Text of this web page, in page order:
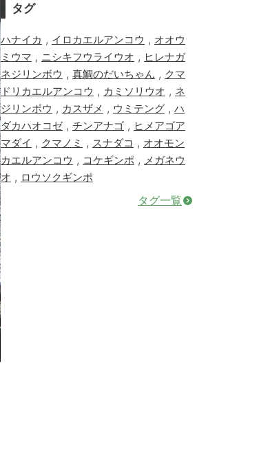
タグ
ハナイカ , イロカエルアンコウ , オオウ
ミウマ , ニシキフウライウオ , ヒレナガ
ネジリンボウ , 真鯛のだいちゃん , クマ
ドリカエルアンコウ , カミソリウオ , ネ
ジリンボウ , カスザメ , ウミテング , ハ
ダカハオコゼ, チンアナゴ , ヒメアゴア
マダイ , クマノミ , スナダコ , オオモン
カエルアンコウ , コケギンポ , メガネウ
オ , ロウソクギンポ
タグ一覧